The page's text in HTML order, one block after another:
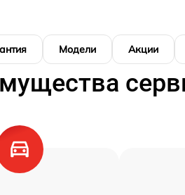
Модели Акции